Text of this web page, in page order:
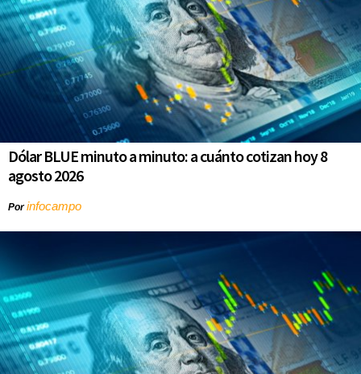
Dólar BLUE minuto a minuto: a cuánto cotizan hoy 8
agosto 2026
Porinfocampo